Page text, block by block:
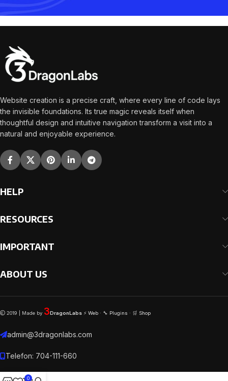
Website creation is a precise craft, where every line of code lays
the invisible foundations. Its true magic reveals itself when
thoughtful design and intuitive navigation transform a visit into a
natural and enjoyable experience.
HELP
RESOURCES
IMPORTANT
ABOUT US
2019 | Made by 3DragonLabs ⚡ Web · 🔧 Plugins · 🛒 Shop
admin@3dragonlabs.com
Telefon: 704-111-660
0